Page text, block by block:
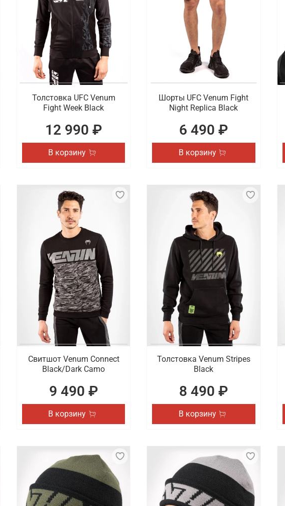
Толстовка UFC Venum
Fight Week Black
12 990 ₽
В корзину
Шорты UFC Venum Fight
Night Replica Black
6 490 ₽
В корзину
Свитшот Venum Connect
Black/Dark Camo
9 490 ₽
В корзину
Толстовка Venum Stripes
Black
8 490 ₽
В корзину